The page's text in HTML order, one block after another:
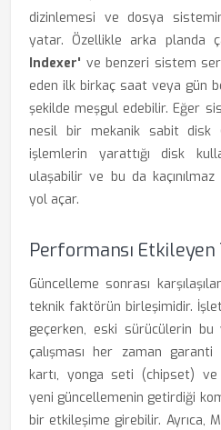
dizinlemesi ve dosya
yatar. Özellikle arka planda
Indexer' ve benzeri sistem
eden ilk birkaç saat veya gün
şekilde meşgul edebilir. Eğer
nesil bir mekanik sabit disk
işlemlerin yarattığı disk
ulaşabilir ve bu da
yol açar.
Performansı
Güncelleme sonrası
teknik faktörün birleşimidir.
geçerken, eski sürücülerin
çalışması her zaman
kartı, yonga seti (chipset) ve
yeni güncellemenin getirdiği
bir etkileşime girebilir. Ayrıca,